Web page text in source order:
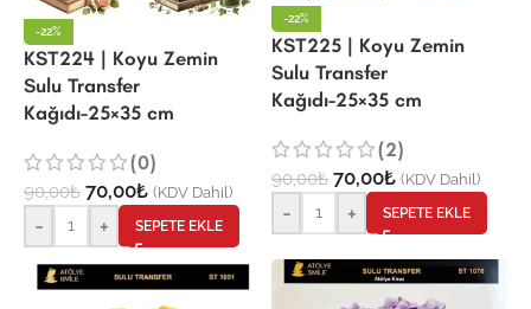
-22%
KST224 | Koyu Zemin
Sulu Transfer
Kağıdı-25×35 cm
(0)
90,00₺ 70,00₺ (KDV Dahil)
- + SEPETE EKLE
-22%
KST225 | Koyu Zemin
Sulu Transfer
Kağıdı-25×35 cm
(2)
90,00₺ 70,00₺ (KDV Dahil)
- + SEPETE EKLE